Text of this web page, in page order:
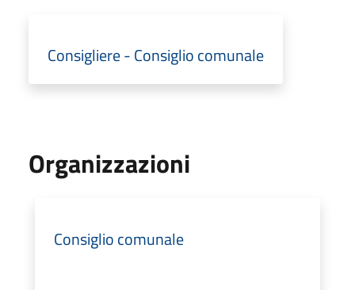
Consigliere - Consiglio comunale
Organizzazioni
Consiglio comunale